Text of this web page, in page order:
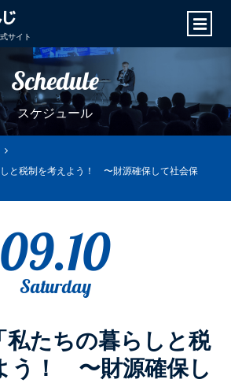
サイト
Schedule
スケジュール
と税制を考えよう！ 〜財源確保して社会保
09.10
Saturday
私たちの暮らしと税
う！ 〜財源確保し